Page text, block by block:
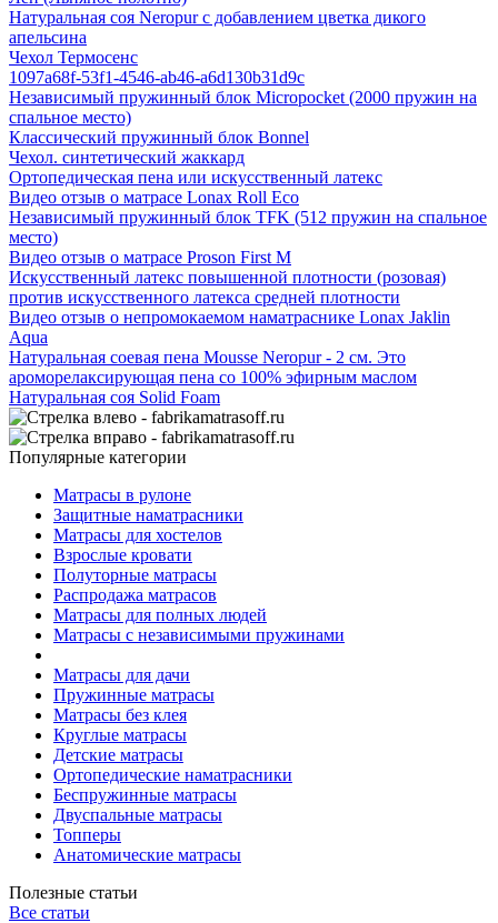
Натуральная соя Neropur с добавлением цветка дикого
апельсина
Чехол Термосенс
1097a68f-53f1-4546-ab46-a6d130b31d9c
Независимый пружинный блок Micropocket (2000 пружин на
спальное место)
Классический пружинный блок Bonnel
Чехол. синтетический жаккард
Ортопедическая пена или искусственный латекс
Видео отзыв о матрасе Lonax Roll Eco
Независимый пружинный блок TFK (512 пружин на спальное
место)
Видео отзыв о матрасе Proson First M
Искусственный латекс повышенной плотности (розовая)
против искусственного латекса средней плотности
Видео отзыв о непромокаемом наматраснике Lonax Jaklin
Aqua
Натуральная соевая пена Mousse Neropur - 2 см. Это
ароморелаксирующая пена со 100% эфирным маслом
Натуральная соя Solid Foam
Популярные категории
Матрасы в рулоне
Защитные наматрасники
Матрасы для хостелов
Взрослые кровати
Полуторные матрасы
Распродажа матрасов
Матрасы для полных людей
Матрасы с независимыми пружинами
Матрасы для дачи
Пружинные матрасы
Матрасы без клея
Круглые матрасы
Детские матрасы
Ортопедические наматрасники
Беспружинные матрасы
Двуспальные матрасы
Топперы
Анатомические матрасы
Полезные статьи
Все статьи